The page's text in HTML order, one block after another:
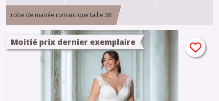
robe de mariée romantique taille 38
Moitié prix dernier exemplaire